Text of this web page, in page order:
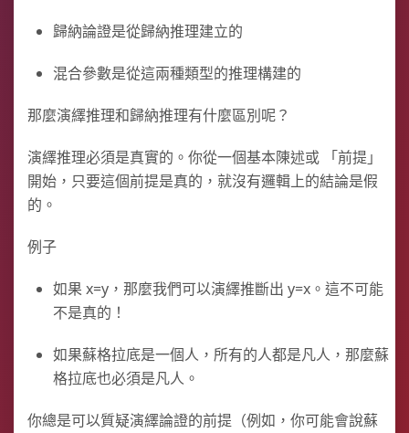
歸納論證是從歸納推理建立的
混合參數是從這兩種類型的推理構建的
那麼演繹推理和歸納推理有什麼區別呢？
演繹推理必須是真實的。你從一個基本陳述或 「前提」
開始，只要這個前提是真的，就沒有邏輯上的結論是假
的。
例子
如果 x=y，那麼我們可以演繹推斷出 y=x。這不可能
不是真的！
如果蘇格拉底是一個人，所有的人都是凡人，那麼蘇
格拉底也必須是凡人。
你總是可以質疑演繹論證的前提（例如，你可能會說蘇